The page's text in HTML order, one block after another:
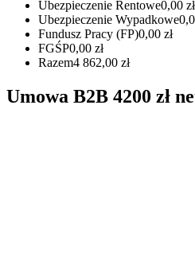
Ubezpieczenie Rentowe0,00 zł
Ubezpieczenie Wypadkowe
Fundusz Pracy (FP)0,00 zł
FGŚP0,00 zł
Razem4 862,00 zł
Umowa B2B 4200 zł